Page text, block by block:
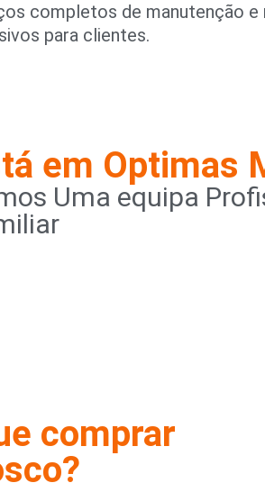
completos de manutenção e
para clientes.
em Optimas
Uma equipa
comprar